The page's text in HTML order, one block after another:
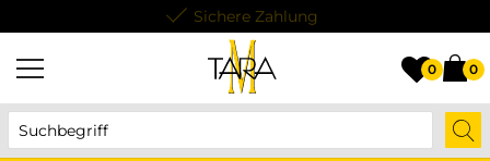
Lieferung innerhalb von 3-5 Werktagen
0 0